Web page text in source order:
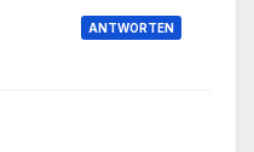
ANTWORTEN